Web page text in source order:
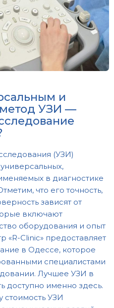
и
метод УЗИ —
(УЗИ)
в диагностике
что его точность,
зависят от
включают
оборудования и опыт
«R-Clinic» предоставляет
в Одессе, которое
специалистами
Лучшее УЗИ в
доступно именно здесь.
УЗИ